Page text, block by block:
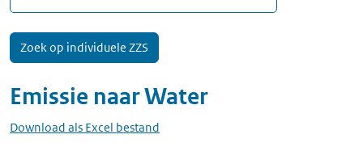
Emissie naarWater
Download als Excel bestand